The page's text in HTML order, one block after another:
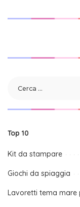
Top 10
Kit da stampare
Giochi da spiaggia
Lavoretti tema mare